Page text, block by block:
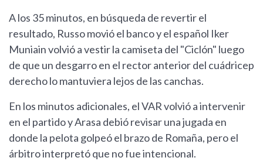
A los 35 minutos, en búsqueda de revertir el
resultado, Russo movió el banco y el español Iker
Muniain volvió a vestir la camiseta del "Ciclón" luego
de que un desgarro en el rector anterior del cuádricep
derecho lo mantuviera lejos de las canchas.
En los minutos adicionales, el VAR volvió a intervenir
en el partido y Arasa debió revisar una jugada en
donde la pelota golpeó el brazo de Romaña, pero el
árbitro interpretó que no fue intencional.